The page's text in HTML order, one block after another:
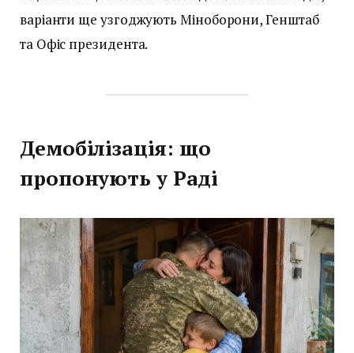
варіанти ще узгоджують Міноборони, Генштаб
та Офіс президента.
Демобілізація: що
пропонують у Раді